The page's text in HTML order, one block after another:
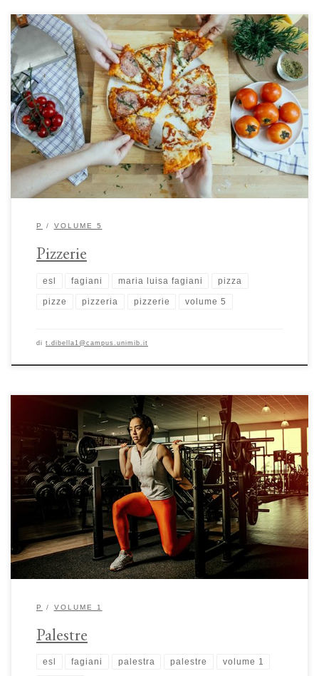
Pizzerie fra tradizione e innovazione: dal cuore di Napoli alla pizzeria
“diffusa” di Maria Luisa Fagiani Le pizzerie nascono nel centro storico
della città di Napoli intorno alla metà del XVIII secolo e si diffondono a
livello globale all’indomani della Seconda Guerra Mondiale, dando vita
a numerosi fenomeni di “glocalizzazione”. […]
P VOLUME 5
Pizzerie
esl fagiani maria luisa fagiani pizza
pizze pizzeria pizzerie volume 5
di t.dibella1@campus.unimib.it
Palestre: tradizione, maschilità e riappropriazione spaziale di Maria Luisa
Fagiani Le origini della palestra risalgono a un’epoca pre-classica, ma è
nella Grecia antica che l’attività fisica e i luoghi ad essa correlati
svolgeranno un ruolo centrale nella vita, nella cultura e nell’ideologia
della “polis”. Dopo l’apogeo dell’età classica, la cura […]
P VOLUME 1
Palestre
esl fagiani palestra palestre volume 1